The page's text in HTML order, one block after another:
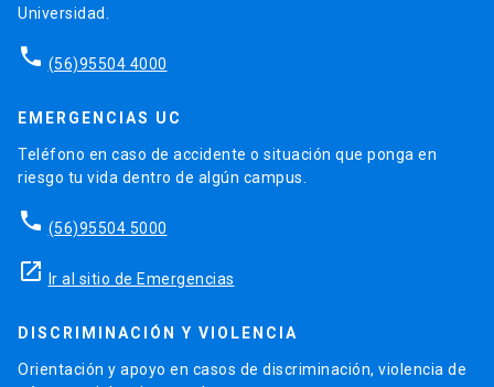
Universidad.
phone (56)95504 4000
EMERGENCIAS UC
Teléfono en caso de accidente o situación que ponga en
riesgo tu vida dentro de algún campus.
phone (56)95504 5000
launch Ir al sitio de Emergencias
DISCRIMINACIÓN Y VIOLENCIA
Orientación y apoyo en casos de discriminación, violencia de